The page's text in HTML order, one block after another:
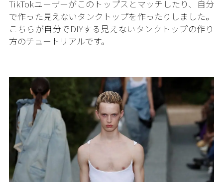
TikTokユーザーがこのトップスとマッチしたり、自分
で作った見えないタンクトップを作ったりしました。
こちらが自分でDIYする見えないタンクトップの作り
方のチュートリアルです。